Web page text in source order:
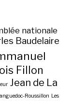
nationale
Baudelaire
Fillon
Jean de La
Roussillon Les